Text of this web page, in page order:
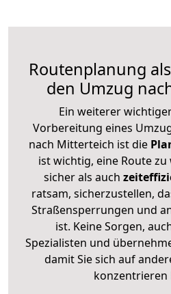
Routenplanung
den Umzug
Ein weiterer
Vorbereitung eines
nach Mitterteich ist die
ist wichtig, eine Route
sicher als auch
ratsam, sicherzustellen,
Straßensperrungen und
ist. Keine Sorgen,
Spezialisten und
damit Sie sich auf
konzentrieren